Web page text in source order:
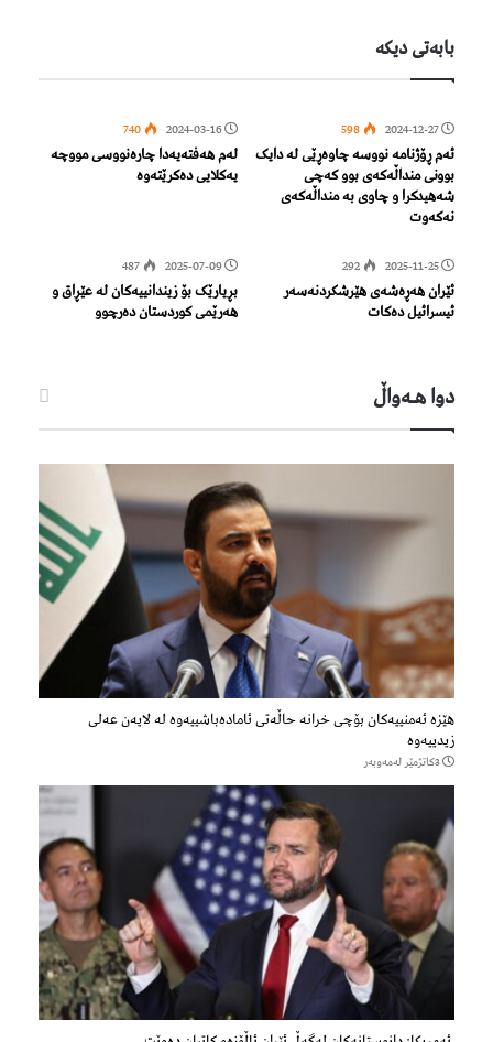
بابەتی دیكە
2024-12-27
598
ئەم ڕۆژنامە نووسە چاوەڕێی لە دایک
بوونی منداڵەکەی بوو کەچی
شەهیدکرا و چاوی بە منداڵەکەی
نەکەوت
2024-03-16
740
لەم هەفتەیەدا چارەنووسی مووچە
یەکلایی دەکرێتەوە
2025-11-25
292
ئێران هەڕەشەی هێرشکردنەسەر
ئیسرائیل دەکات
2025-07-09
487
بڕیارێک بۆ زیندانییەکان لە عێڕاق و
هەرێمی کوردستان دەرچوو
دوا هـه‌واڵ
هێزه‌ ئه‌منییه‌كان بۆچی خرانە حاڵه‌تی ئاماده‌باشییه‌وه‌ لە لایەن عەلی
زیدییەوە
3كاتژمێر لەمەوبەر